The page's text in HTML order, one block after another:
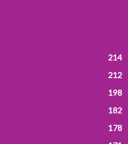
214
212
198
182
178